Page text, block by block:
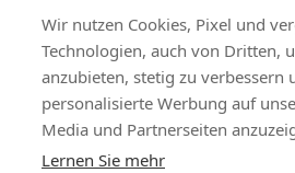
Versand & Zahlung,Kontakt,
+49 (0)8704/9281-
Vertrag
Bänder Großhandel
Wir nutzen Cookies, Pixel und
Technologien, auch von Dritten,
anzubieten, stetig zu verbessern
personalisierte Werbung auf
Media und Partnerseiten
Lernen Sie mehr